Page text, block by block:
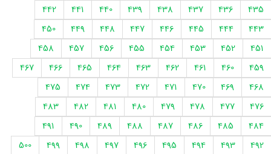
435
436
437
438
439
440
441
442
443
444
445
446
447
448
449
450
451
452
453
454
455
456
457
458
459
460
461
462
463
464
465
466
467
468
469
470
471
472
473
474
475
476
477
478
479
480
481
482
483
484
485
486
487
488
489
490
491
492
493
494
495
496
497
498
499
500